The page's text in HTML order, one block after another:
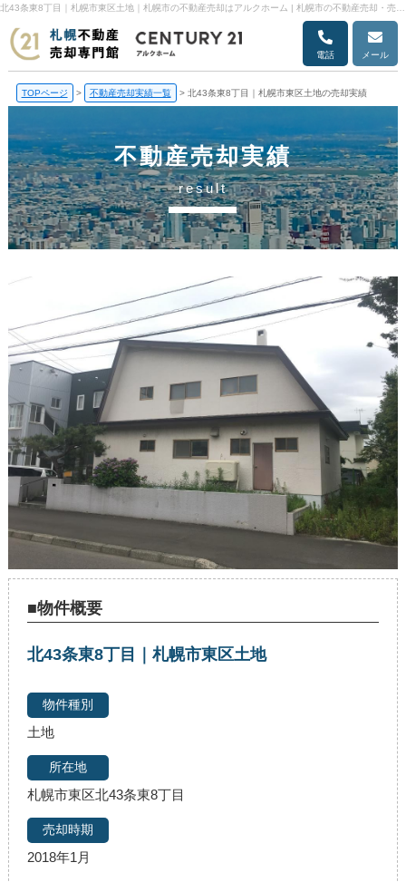
電話 メール
TOPページ > 不動産売却実績一覧 > 北43条東8丁目｜札幌市東区土地の売却実績
不動産売却実績
result
■物件概要
北43条東8丁目｜札幌市東区土地
土地
札幌市東区北43条東8丁目
2018年1月